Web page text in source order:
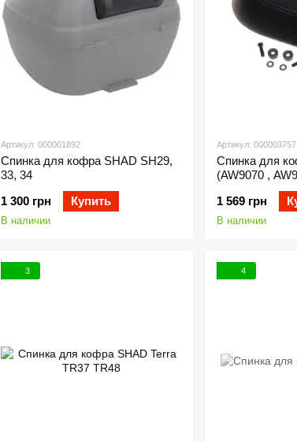
Артикул: 000001892
Спинка для кофра SHAD SH29,
33, 34
1 300 грн
Купить
В наличии
Артикул: 000003757
Спинка для
(AW9070 ,
AW9057,
AW9059)
1 569 грн
В наличии
3 4